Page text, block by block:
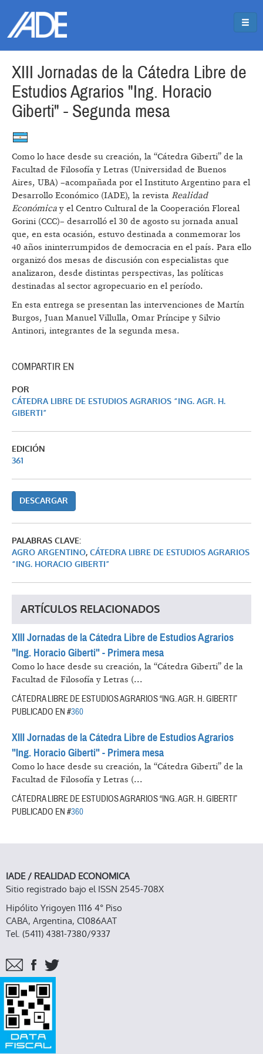
XIII Jornadas de la Cátedra Libre de
Estudios Agrarios "Ing. Horacio
Giberti" - Segunda mesa
Como lo hace desde su creación, la “Cátedra Giberti” de la
Facultad de Filosofía y Letras (Universidad de Buenos
Aires, UBA) –acompañada por el Instituto Argentino para el
Desarrollo Económico (IADE), la revista Realidad
Económica y el Centro Cultural de la Cooperación Floreal
Gorini (CCC)– desarrolló el 30 de agosto su jornada anual
que, en esta ocasión, estuvo destinada a conmemorar los
40 años ininterrumpidos de democracia en el país. Para ello
organizó dos mesas de discusión con especialistas que
analizaron, desde distintas perspectivas, las políticas
destinadas al sector agropecuario en el período.
En esta entrega se presentan las intervenciones de Martín
Burgos, Juan Manuel Villulla, Omar Príncipe y Silvio
Antinori, integrantes de la segunda mesa.
COMPARTIR EN
POR
CÁTEDRA LIBRE DE ESTUDIOS AGRARIOS “ING. AGR. H.
GIBERTI”
EDICIÓN
361
DESCARGAR
PALABRAS CLAVE:
AGRO ARGENTINO, CÁTEDRA LIBRE DE ESTUDIOS AGRARIOS
“ING. HORACIO GIBERTI”
ARTÍCULOS RELACIONADOS
XIII Jornadas de la Cátedra Libre de Estudios Agrarios
"Ing. Horacio Giberti" - Primera mesa
Como lo hace desde su creación, la “Cátedra Giberti” de la
Facultad de Filosofía y Letras (...
CÁTEDRA LIBRE DE ESTUDIOS AGRARIOS “ING. AGR. H. GIBERTI”
PUBLICADO EN #360
XIII Jornadas de la Cátedra Libre de Estudios Agrarios
"Ing. Horacio Giberti" - Primera mesa
Como lo hace desde su creación, la “Cátedra Giberti” de la
Facultad de Filosofía y Letras (...
CÁTEDRA LIBRE DE ESTUDIOS AGRARIOS “ING. AGR. H. GIBERTI”
PUBLICADO EN #360
IADE / REALIDAD ECONOMICA
Sitio registrado bajo el ISSN 2545-708X
Hipólito Yrigoyen 1116 4° Piso
CABA, Argentina, C1086AAT
Tel. (5411) 4381-7380/9337